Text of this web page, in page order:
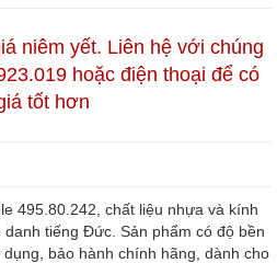
niêm yết. Liên hệ với chúng
hoặc điện thoại để có
tốt hơn
495.80.242, chất liệu nhựa và kính
tiếng Đức. Sản phẩm có độ bền
bảo hành chính hãng, dành cho